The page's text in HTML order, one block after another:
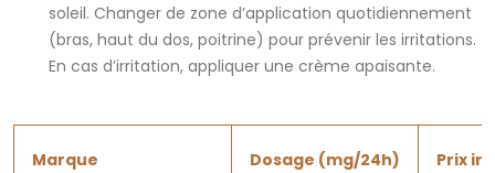
soleil. Changer de zone d’application quotidiennement
(bras, haut du dos, poitrine) pour prévenir les irritations.
En cas d’irritation, appliquer une crème apaisante.
Marque Dosage (mg/24h) Prix